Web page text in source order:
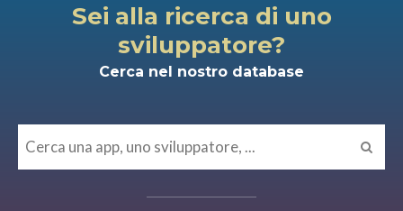
Sei alla ricerca di uno
sviluppatore?
Cerca nel nostro database